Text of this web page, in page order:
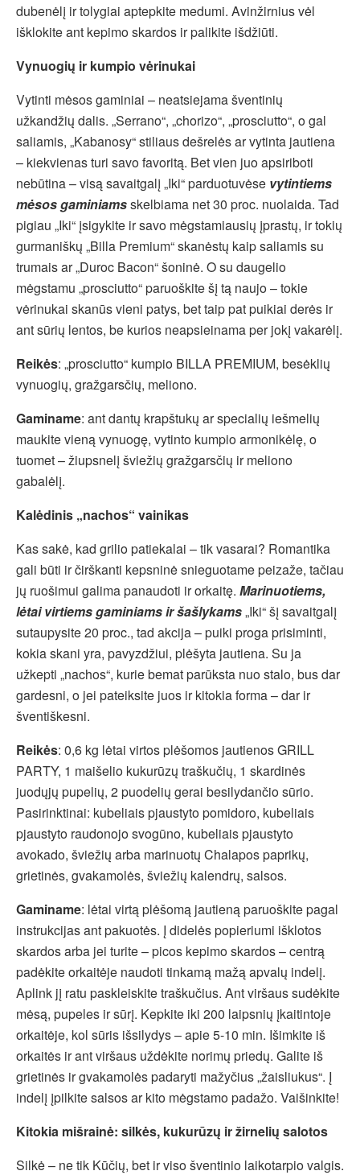
dubenėlį ir tolygiai aptepkite medumi. Avinžirnius vėl
išklokite ant kepimo skardos ir palikite išdžiūti.
Vynuogių ir kumpio vėrinukai
Vytinti mėsos gaminiai – neatsiejama šventinių
užkandžių dalis. „Serrano“, „chorizo“, „prosciutto“, o gal
saliamis, „Kabanosy“ stiliaus dešrelės ar vytinta jautiena
– kiekvienas turi savo favoritą. Bet vien juo apsiriboti
nebūtina – visą savaitgalį „Iki“ parduotuvėse vytintiems
mėsos gaminiamsskelbiama net 30 proc. nuolaida. Tad
pigiau „Iki“ įsigykite ir savo mėgstamiausių įprastų, ir tokių
gurmaniškų „Billa Premium“ skanėstų kaip saliamis su
trumais ar „Duroc Bacon“ šoninė. O su daugelio
mėgstamu „prosciutto“ paruoškite šį tą naujo – tokie
vėrinukai skanūs vieni patys, bet taip pat puikiai derės ir
ant sūrių lentos, be kurios neapsieinama per jokį vakarėlį.
Reikės: „prosciutto“ kumpio BILLA PREMIUM, besėklių
vynuogių, gražgarsčių, meliono.
Gaminame: ant dantų krapštukų ar specialių iešmelių
maukite vieną vynuogę, vytinto kumpio armonikėlę, o
tuomet – žiupsnelį šviežių gražgarsčių ir meliono
gabalėlį.
Kalėdinis „nachos“ vainikas
Kas sakė, kad grilio patiekalai – tik vasarai? Romantika
gali būti ir čirškanti kepsninė snieguotame peizaže, tačiau
jų ruošimui galima panaudoti ir orkaitę. Marinuotiems,
lėtai virtiems gaminiams ir šašlykams„Iki“ šį savaitgalį
sutaupysite 20 proc., tad akcija – puiki proga prisiminti,
kokia skani yra, pavyzdžiui, plėšyta jautiena. Su ja
užkepti „nachos“, kurie bemat parūksta nuo stalo, bus dar
gardesni, o jei pateiksite juos ir kitokia forma – dar ir
šventiškesni.
Reikės: 0,6 kg lėtai virtos plėšomos jautienos GRILL
PARTY, 1 maišelio kukurūzų traškučių, 1 skardinės
juodųjų pupelių, 2 puodelių gerai besilydančio sūrio.
Pasirinktinai: kubeliais pjaustyto pomidoro, kubeliais
pjaustyto raudonojo svogūno, kubeliais pjaustyto
avokado, šviežių arba marinuotų Chalapos paprikų,
grietinės, gvakamolės, šviežių kalendrų, salsos.
Gaminame: lėtai virtą plėšomą jautieną paruoškite pagal
instrukcijas ant pakuotės. Į didelės popieriumi išklotos
skardos arba jei turite – picos kepimo skardos – centrą
padėkite orkaitėje naudoti tinkamą mažą apvalų indelį.
Aplink jį ratu paskleiskite traškučius. Ant viršaus sudėkite
mėsą, pupeles ir sūrį. Kepkite iki 200 laipsnių įkaitintoje
orkaitėje, kol sūris išsilydys – apie 5-10 min. Išimkite iš
orkaitės ir ant viršaus uždėkite norimų priedų. Galite iš
grietinės ir gvakamolės padaryti mažyčius „žaisliukus“. Į
indelį įpilkite salsos ar kito mėgstamo padažo. Vaišinkite!
Kitokia mišrainė: silkės, kukurūzų ir žirnelių salotos
Silkė – ne tik Kūčių, bet ir viso šventinio laikotarpio valgis.